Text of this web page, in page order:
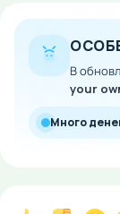
В
your
Много